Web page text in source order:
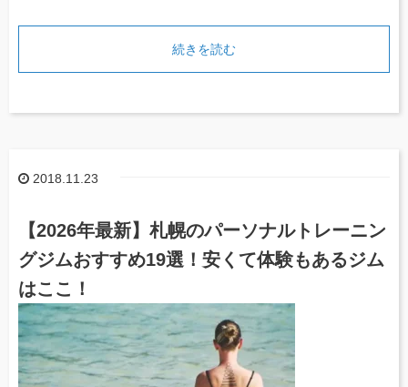
続きを読む
2018.11.23
【2026年最新】札幌のパーソナルトレーニン
グジムおすすめ19選！安くて体験もあるジム
はここ！